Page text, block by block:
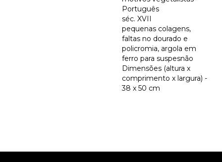
Português
séc. XVII
pequenas colagens,
faltas no dourado e
policromia, argola em
ferro para suspesnão
Dimensões (altura x
comprimento x largura) -
38 x 50 cm